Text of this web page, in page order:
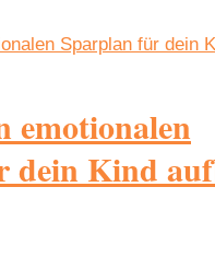
emotionalen
dein Kind